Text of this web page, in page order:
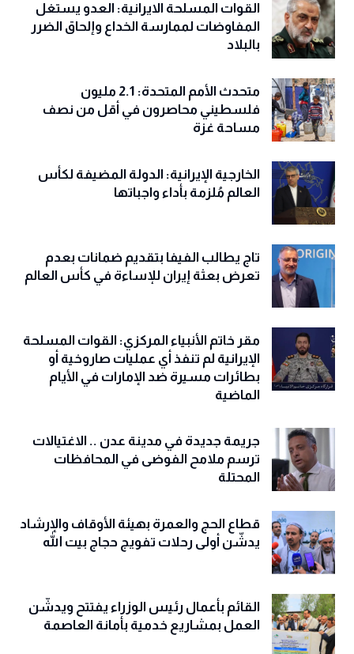
القوات المسلحة الايرانية: العدو يستغل
المفاوضات لممارسة الخداع وإلحاق الضرر
بالبلاد
متحدث الأمم المتحدة: 2.1 مليون
فلسطيني محاصرون في أقل من نصف
مساحة غزة
الخارجية الإيرانية: الدولة المضيفة لكأس
العالم مُلزمة بأداء واجباتها
تاج يطالب الفيفا بتقديم ضمانات بعدم
تعرض بعثة إيران للإساءة في كأس العالم
مقر خاتم الأنبياء المركزي: القوات المسلحة
الإيرانية لم تنفذ أي عمليات صاروخية أو
بطائرات مسيرة ضد الإمارات في الأيام
الماضية
جريمة جديدة في مدينة عدن .. الاغتيالات
ترسم ملامح الفوضى في المحافظات
المحتلة
قطاع الحج والعمرة بهيئة الأوقاف والإرشاد
يدشّن أولى رحلات تفويج حجاج بيت الله
القائم بأعمال رئيس الوزراء يفتتح ويدشّن
العمل بمشاريع خدمية بأمانة العاصمة